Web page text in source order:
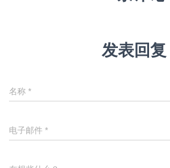
发表回复
名称 *
电子邮件 *